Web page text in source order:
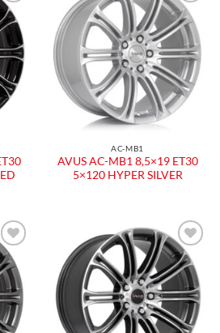
lista
Aggiungi
alla lista
dei
desideri
AC-MB1
AVUS AC-MB1 8,5×19 ET30
5×120 HYPER SILVER
lista
Aggiungi
alla lista
dei
desideri